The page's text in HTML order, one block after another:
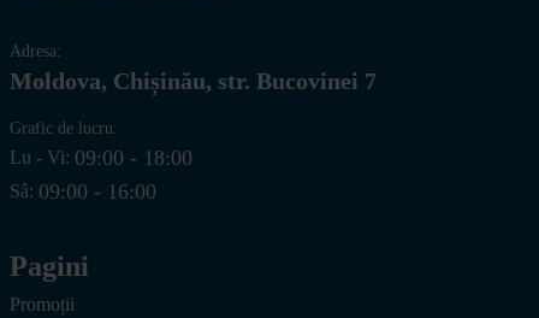
Adresa:
Moldova, Chișinău, str. Bucovinei 7
Grafic de lucru:
Lu - Vi: 09:00 - 18:00
Sâ: 09:00 - 16:00
Pagini
Promoții